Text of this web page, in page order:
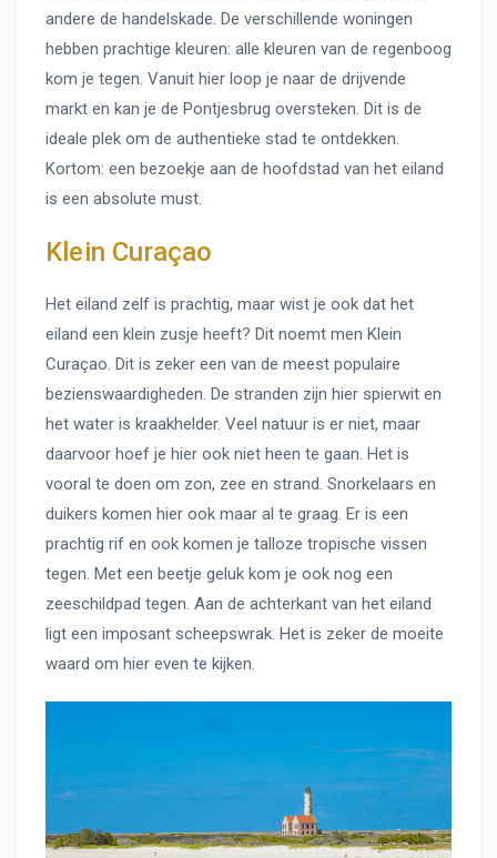
andere de handelskade. De verschillende woningen
hebben prachtige kleuren: alle kleuren van de regenboog
kom je tegen. Vanuit hier loop je naar de drijvende
markt en kan je de Pontjesbrug oversteken. Dit is de
ideale plek om de authentieke stad te ontdekken.
Kortom: een bezoekje aan de hoofdstad van het eiland
is een absolute must.
Klein Curaçao
Het eiland zelf is prachtig, maar wist je ook dat het
eiland een klein zusje heeft? Dit noemt men Klein
Curaçao. Dit is zeker een van de meest populaire
bezienswaardigheden. De stranden zijn hier spierwit en
het water is kraakhelder. Veel natuur is er niet, maar
daarvoor hoef je hier ook niet heen te gaan. Het is
vooral te doen om zon, zee en strand. Snorkelaars en
duikers komen hier ook maar al te graag. Er is een
prachtig rif en ook komen je talloze tropische vissen
tegen. Met een beetje geluk kom je ook nog een
zeeschildpad tegen. Aan de achterkant van het eiland
ligt een imposant scheepswrak. Het is zeker de moeite
waard om hier even te kijken.